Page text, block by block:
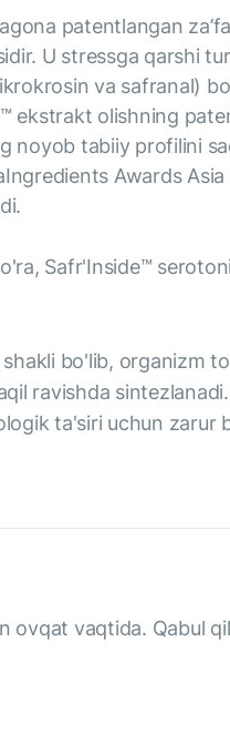
patentlangan
U stressga qarshi
va safranal)
ekstrakt olishning
noyob tabiiy profilini
Awards
Safr'Inside™
bo'lib, organizm
ravishda
ta'siri uchun zarur
ovqat vaqtida. Qabul